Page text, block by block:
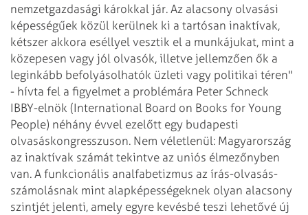
nemzetgazdasági károkkal jár. Az alacsony olvasási
képességűek közül kerülnek ki a tartósan inaktívak,
kétszer akkora eséllyel vesztik el a munkájukat, mint a
közepesen vagy jól olvasók, illetve jellemzően ők a
leginkább befolyásolhatók üzleti vagy politikai téren"
- hívta fel a figyelmet a problémára Peter Schneck
IBBY-elnök (International Board on Books for Young
People) néhány évvel ezelőtt egy budapesti
olvasáskongresszuson. Nem véletlenül: Magyarország
az inaktívak számát tekintve az uniós élmezőnyben
van. A funkcionális analfabetizmus az írás-olvasás-
számolásnak mint alapképességeknek olyan alacsony
szintjét jelenti, amely egyre kevésbé teszi lehetővé új